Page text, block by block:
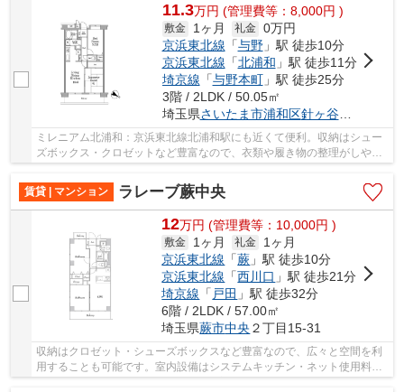
11.3万円 (管理費等：8,000円 )
敷金 1ヶ月 礼金 0万円
京浜東北線 「与野」駅 徒歩10分
京浜東北線 「北浦和 」駅 徒歩11分
埼京線 「与野本町」駅 徒歩25分
3階 / 2LDK / 50.05㎡
埼玉県さいたま市浦和区針ヶ谷１丁目５-
ミレニアム北浦和：京浜東北線北浦和駅にも近くて便利。収納はシュー
ズボックス・クロゼットなど豊富なので、衣類や履き物の整理がしやす
賃貸 | マンション
ラレーブ蕨中央
12万円 (管理費等：10,000円 )
敷金 1ヶ月 礼金
1ヶ月
京浜東北線 「蕨 」駅 徒歩10分
京浜東北線 「西川口 」駅 徒歩21分
埼京線 「 戸田 」駅 徒歩32分
6階 / 2LDK / 57.00㎡
埼玉県蕨市中央 ２丁目15-31
収納はクロゼット・シューズボックスなど豊富なので、広々と空間を利
用することも可能です。室内設備はシステムキッチン・ネット使用料不